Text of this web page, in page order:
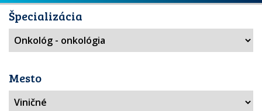
Špecializácia
Mesto